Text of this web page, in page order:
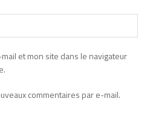
et mon site dans le navigateur
commentaires par e-mail.